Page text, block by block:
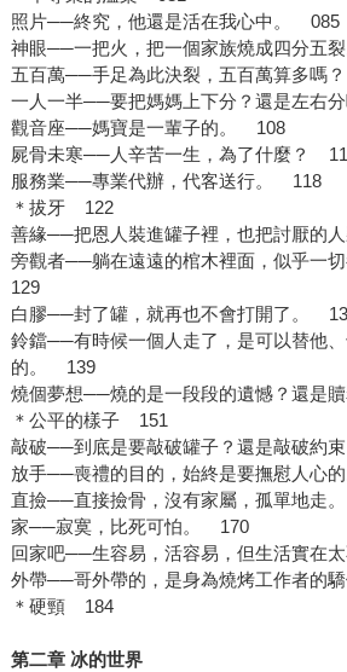
照片──終究，他還是活在我心中。 085
神眼──一把火，把一個家族燒成四分五
五百萬──手足為此決裂，五百萬算多嗎
一人一半──要把媽媽上下分？還是左右
觀音座──媽寶是一輩子的。 108
屍骨未寒──人辛苦一生，為了什麼？
服務業──專業代辦，代客送行。 118
＊拔牙 122
善緣──把恩人裝進罐子裡，也把討厭的
旁觀者──躺在遠遠的棺木裡面，似乎一
129
白膠──封了罐，就再也不會打開了。
鈴鐺──有時候一個人走了，是可以替他
的。 139
燒個夢想──燒的是一段段的遺憾？還是
＊公平的樣子 151
敲破──到底是要敲破罐子？還是敲破約
放手──喪禮的目的，始終是要撫慰人心
直撿──直接撿骨，沒有家屬，孤單地走
家──寂寞，比死可怕。 170
回家吧──生容易，活容易，但生活實在
外帶──哥外帶的，是身為燒烤工作者的
＊硬頸 184
第二章 冰的世界